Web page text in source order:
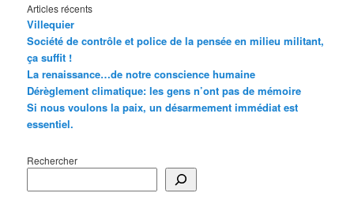
Articles récents
Villequier
Société de contrôle et police de la pensée en milieu militant,
ça suffit !
La renaissance…de notre conscience humaine
Dérèglement climatique: les gens n’ont pas de mémoire
Si nous voulons la paix, un désarmement immédiat est
essentiel.
Rechercher